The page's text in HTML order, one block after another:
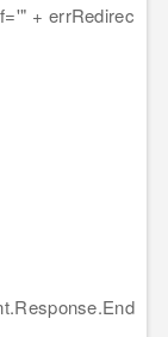
+ errRedirec